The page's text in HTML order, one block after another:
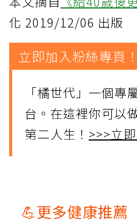
化 2019/12/06 出版
立即加入粉絲專頁！
「橘世代」一個專
台。在這裡你可以
第二人生！ >>>立
💪更多健康推薦